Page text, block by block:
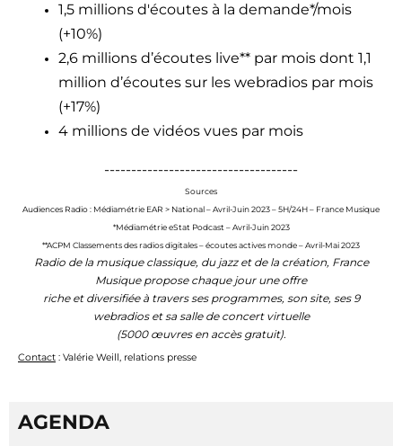
1,5 millions d'écoutes à la demande*/mois
(+10%)
2,6 millions d’écoutes live** par mois dont 1,1
million d’écoutes sur les webradios par mois
(+17%)
4 millions de vidéos vues par mois
------------------------------------
Sources
Audiences Radio : Médiamétrie EAR > National – Avril-Juin 2023 – 5H/24H – France Musique
*Médiamétrie eStat Podcast – Avril-Juin 2023
**ACPM Classements des radios digitales – écoutes actives monde – Avril-Mai 2023
Radio de la musique classique, du jazz et de la création, France
Musique propose chaque jour une offre
riche et diversifiée à travers ses programmes, son site, ses 9
webradios et sa salle de concert virtuelle
(5000 œuvres en accès gratuit).
Contact : Valérie Weill, relations presse
AGENDA